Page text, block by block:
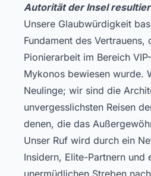
Autorität der Insel
Unsere Glaubwürdigkeit
Fundament des
Pionierarbeit im Bereich
Mykonos bewiesen wurde.
Neulinge; wir sind die
unvergesslichsten Reisen
denen, die das
Unser Ruf wird durch ein
Insidern, Elite-Partnern und
unermüdlichen Streben